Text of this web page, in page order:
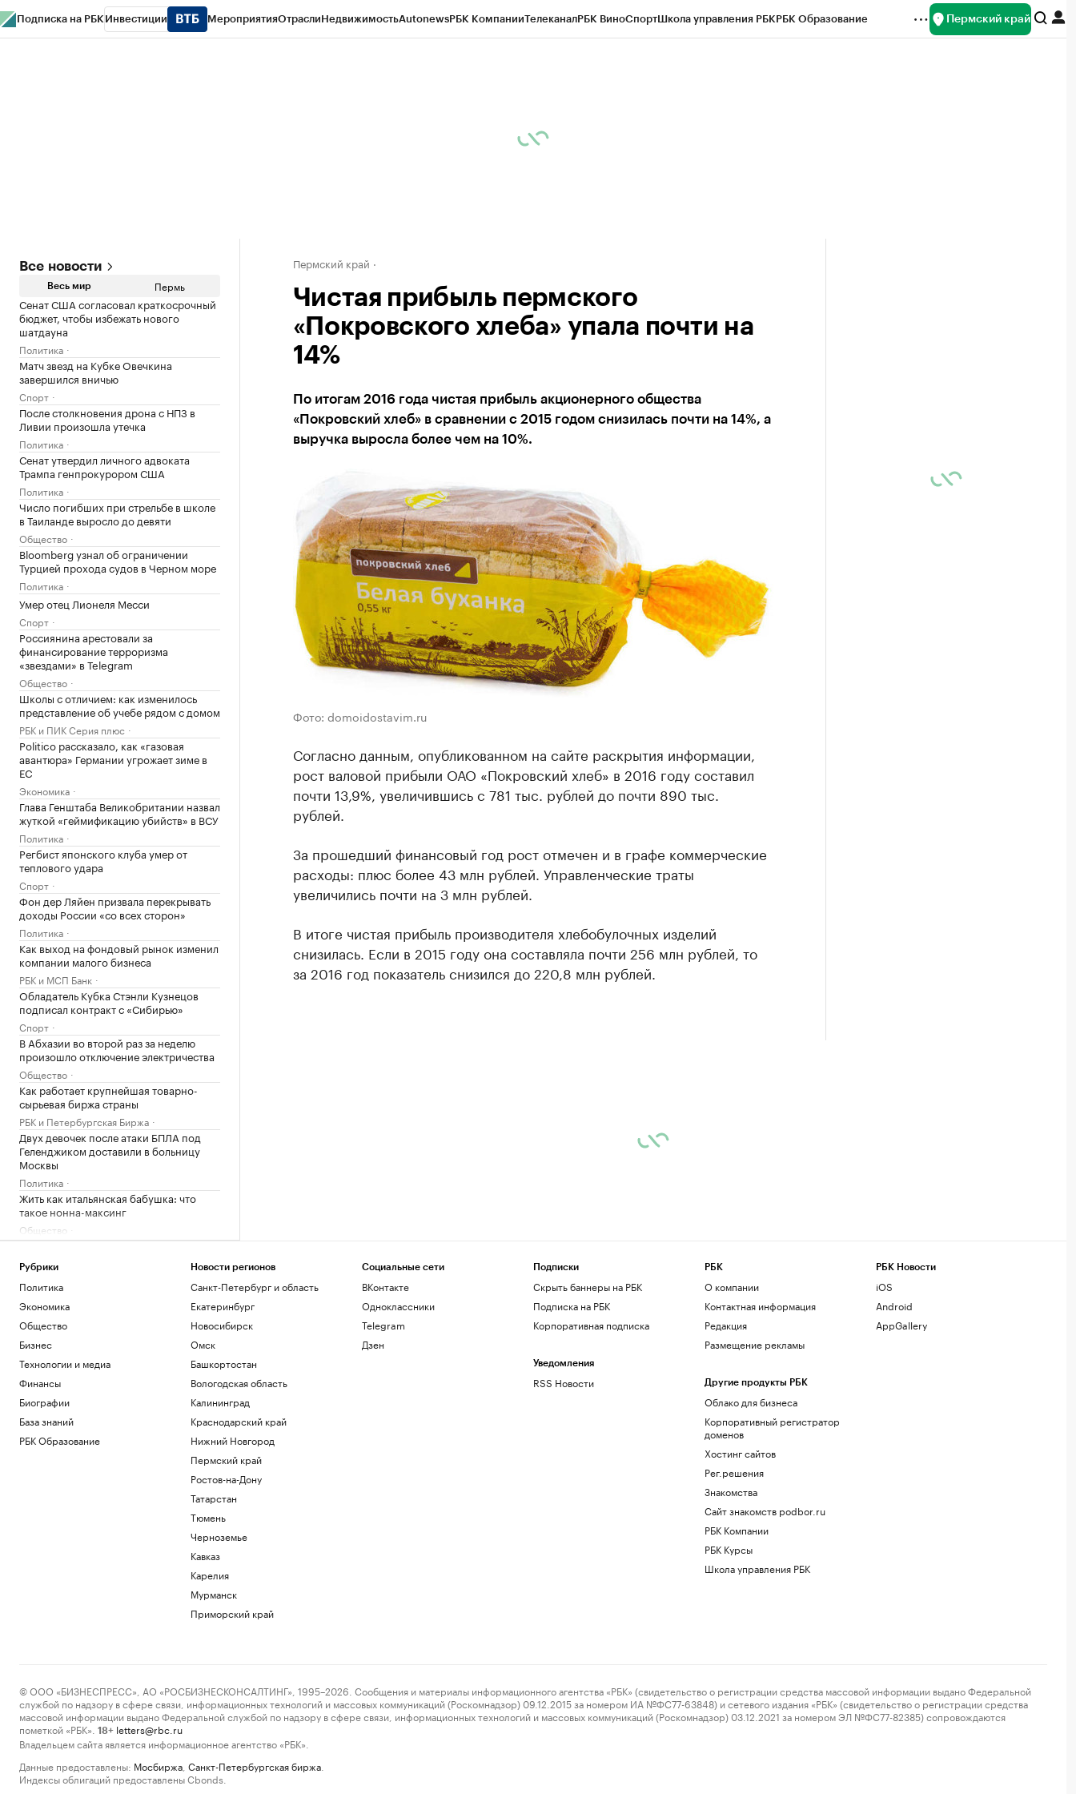
Подписка на РБК Инвестиции МероприятияОтраслиНедвижимостьAutonewsРБК КомпанииТелеканалРБК ВиноСпортШкола управления РБКРБК Образование Пермский край
Все новости
Весь мир Пермь
Сенат США согласовал краткосрочный
бюджет, чтобы избежать нового
шатдауна
Политика
Матч звезд на Кубке Овечкина
завершился вничью
Спорт
После столкновения дрона с НПЗ в
Ливии произошла утечка
Политика
Сенат утвердил личного адвоката
Трампа генпрокурором США
Политика
Число погибших при стрельбе в школе
в Таиланде выросло до девяти
Общество
Bloomberg узнал об ограничении
Турцией прохода судов в Черном море
Политика
Умер отец Лионеля Месси
Спорт
Россиянина арестовали за
финансирование терроризма
«звездами» в Telegram
Общество
Школы с отличием: как изменилось
представление об учебе рядом с домом
РБК и ПИК Серия плюс
Politico рассказало, как «газовая
авантюра» Германии угрожает зиме в
ЕС
Экономика
Глава Генштаба Великобритании назвал
жуткой «геймификацию убийств» в ВСУ
Политика
Регбист японского клуба умер от
теплового удара
Спорт
Фон дер Ляйен призвала перекрывать
доходы России «со всех сторон»
Политика
Как выход на фондовый рынок изменил
компании малого бизнеса
РБК и МСП Банк
Обладатель Кубка Стэнли Кузнецов
подписал контракт с «Сибирью»
Спорт
В Абхазии во второй раз за неделю
произошло отключение электричества
Общество
Как работает крупнейшая товарно-
сырьевая биржа страны
РБК и Петербургская Биржа
Двух девочек после атаки БПЛА под
Геленджиком доставили в больницу
Москвы
Политика
Жить как итальянская бабушка: что
такое нонна-максинг
Общество
В Геленджике закрыли все пляжи из-за
Политика
Пермский край
Чистая прибыль пермского
«Покровского хлеба» упала почти на
14%
По итогам 2016 года чистая прибыль акционерного общества
«Покровский хлеб» в сравнении с 2015 годом снизилась почти на 14%, а
выручка выросла более чем на 10%.
Фото: domoidostavim.ru
Согласно данным, опубликованном на сайте раскрытия информации,
рост валовой прибыли ОАО «Покровский хлеб» в 2016 году составил
почти 13,9%, увеличившись с 781 тыс. рублей до почти 890 тыс.
рублей.
За прошедший финансовый год рост отмечен и в графе коммерческие
расходы: плюс более 43 млн рублей. Управленческие траты
увеличились почти на 3 млн рублей.
В итоге чистая прибыль производителя хлебобулочных изделий
снизилась. Если в 2015 году она составляла почти 256 млн рублей, то
за 2016 год показатель снизился до 220,8 млн рублей.
Рубрики
Политика
Экономика
Общество
Бизнес
Технологии и медиа
Финансы
Биографии
База знаний
РБК Образование
Новости регионов
Санкт-Петербург и область
Екатеринбург
Новосибирск
Омск
Башкортостан
Вологодская область
Калининград
Краснодарский край
Нижний Новгород
Пермский край
Ростов-на-Дону
Татарстан
Тюмень
Черноземье
Кавказ
Карелия
Мурманск
Приморский край
Социальные сети
ВКонтакте
Одноклассники
Telegram
Дзен
Подписки
Скрыть баннеры на РБК
Подписка на РБК
Корпоративная подписка
Уведомления
RSS Новости
РБК
О компании
Контактная информация
Редакция
Размещение рекламы
Другие продукты РБК
Облако для бизнеса
Корпоративный регистратор
доменов
Хостинг сайтов
Рег.решения
Знакомства
Сайт знакомств podbor.ru
РБК Компании
РБК Курсы
Школа управления РБК
РБК Новости
iOS
Android
AppGallery
© ООО «БИЗНЕСПРЕСС», АО «РОСБИЗНЕСКОНСАЛТИНГ», 1995–2026. Сообщения и материалы информационного агентства «РБК» (свидетельство о регистрации средства массовой информации выдано Федеральной
службой по надзору в сфере связи, информационных технологий и массовых коммуникаций (Роскомнадзор) 09.12.2015 за номером ИА №ФС77-63848) и сетевого издания «РБК» (свидетельство о регистрации средства
массовой информации выдано Федеральной службой по надзору в сфере связи, информационных технологий и массовых коммуникаций (Роскомнадзор) 03.12.2021 за номером ЭЛ №ФС77-82385) сопровождаются
пометкой «РБК».
18+ letters@rbc.ru
Владельцем сайта является информационное агентство «РБК».
Данные предоставлены: Мосбиржа Санкт-Петербургская биржа
Индексы облигаций предоставлены Cbonds.